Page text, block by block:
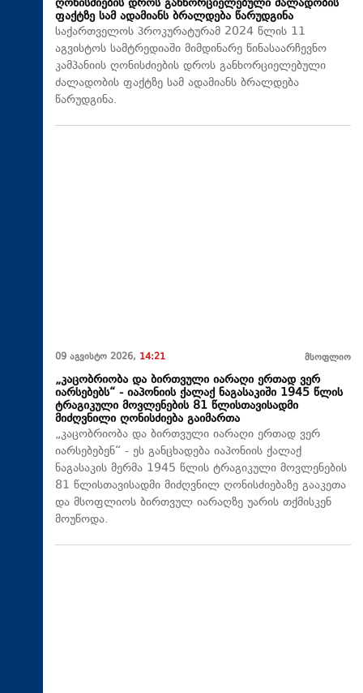
ღონისძიების დროს განხორციელებული ძალადობის
ფაქტზე სამ ადამიანს ბრალდება წარუდგინა
საქართველოს პროკურატურამ 2024 წლის 11
აგვისტოს სამტრედიაში მიმდინარე წინასაარჩევნო
კამპანიის ღონისძიების დროს განხორციელებული
ძალადობის ფაქტზე სამ ადამიანს ბრალდება
წარუდგინა.
09 აგვისტო 2026, 14:21 მსოფლიო
„კაცობრიობა და ბირთვული იარაღი ერთად ვერ
იარსებებს“ - იაპონიის ქალაქ ნაგასაკიში 1945 წლის
ტრაგიკული მოვლენების 81 წლისთავისადმი
მიძღვნილი ღონისძიება გაიმართა
„კაცობრიობა და ბირთვული იარაღი ერთად ვერ
იარსებებენ“ - ეს განცხადება იაპონიის ქალაქ
ნაგასაკის მერმა 1945 წლის ტრაგიკული მოვლენების
81 წლისთავისადმი მიძღვნილ ღონისძიებაზე გააკეთა
და მსოფლიოს ბირთვულ იარაღზე უარის თქმისკენ
მოუწოდა.